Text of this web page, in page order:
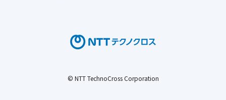
© NTT TechnoCross Corporation